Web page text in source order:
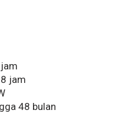
jam
48 bulan